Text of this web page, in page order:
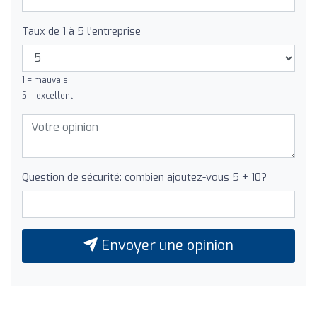
Taux de 1 à 5 l'entreprise
1 = mauvais
5 = excellent
Question de sécurité: combien ajoutez-vous 5 + 10?
Envoyer une opinion